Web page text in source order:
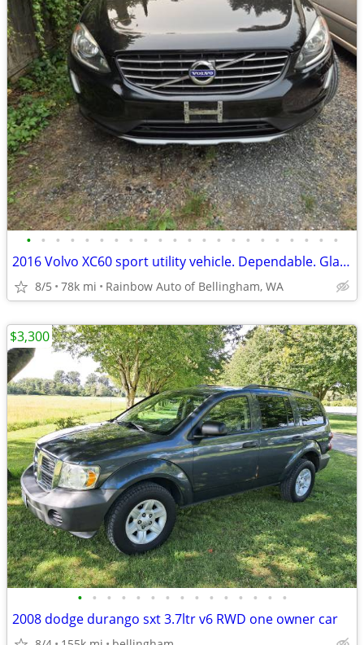
• • • • • • • • • • • • • • • • • • • • • •
2016 Volvo XC60 sport utility vehicle. Dependable. Glass roof!
8/5 78k mi Rainbow Auto of Bellingham, WA
• • • • • • • • • • • • • • •
2008 dodge durango sxt 3.7ltr v6 RWD one owner car
$3,300